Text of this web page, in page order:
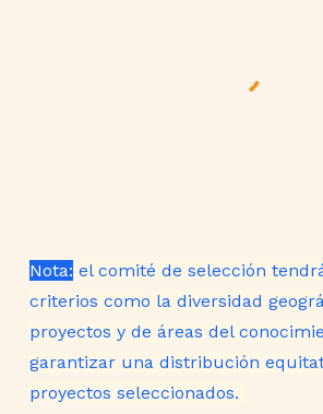
Nota: el comité de selección
criterios como la diversidad
proyectos y de áreas del
garantizar una distribución
proyectos seleccionados.